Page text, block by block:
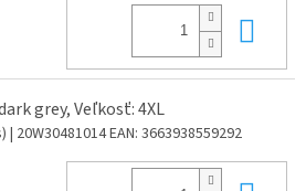
grey, Veľkosť: 4XL
| 20W30481014EAN: 3663938559292